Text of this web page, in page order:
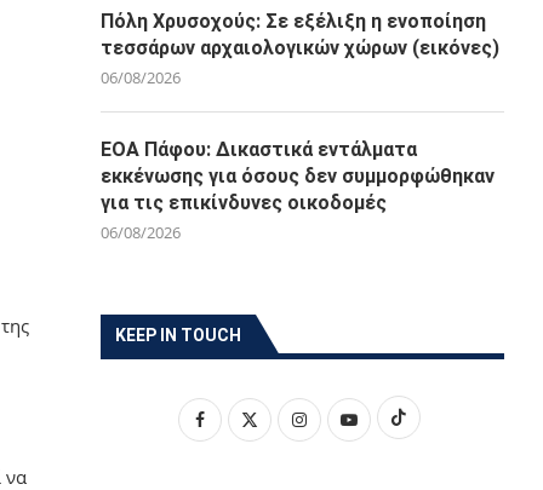
να
Πόλη Χρυσοχούς: Σε εξέλιξη η ενοποίηση
τεσσάρων αρχαιολογικών χώρων (εικόνες)
06/08/2026
ΕΟΑ Πάφου: Δικαστικά εντάλματα
εκκένωσης για όσους δεν συμμορφώθηκαν
για τις επικίνδυνες οικοδομές
06/08/2026
KEEP IN TOUCH